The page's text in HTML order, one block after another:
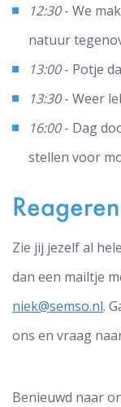
12:30- We
natuur
13:00- Potje
13:30- Weer
16:00- Dag
stellen voor
Reageren
Zie jij jezelf al
dan een mailtje
niek@semso.nl.
ons en vraag
Benieuwd naar